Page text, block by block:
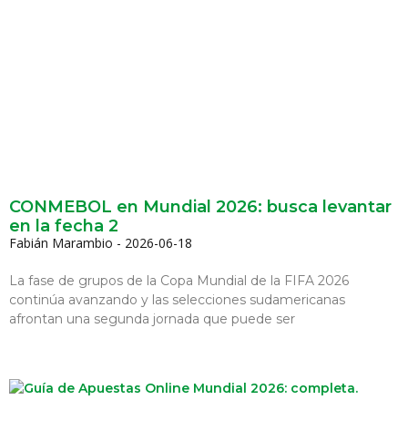
CONMEBOL en Mundial 2026: busca levantar
en la fecha 2
Fabián Marambio 2026-06-18
La fase de grupos de la Copa Mundial de la FIFA 2026
continúa avanzando y las selecciones sudamericanas
afrontan una segunda jornada que puede ser